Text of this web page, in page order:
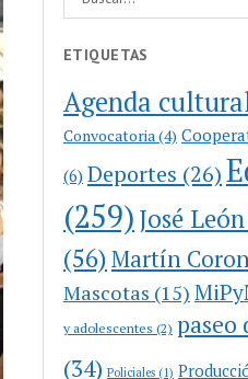
ETIQUETAS
Agenda
Convocatoria (4)
(6) Deportes (26)
(259)José
(56)Martín
Mascotas (15)
y adolescentes (2) paseo
(34) Policiales (1)